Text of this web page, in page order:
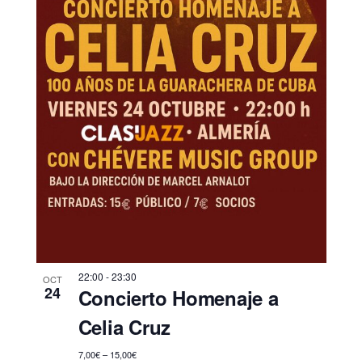
OCT
24
22:00 -23:30
Concierto Homenaje a
Celia Cruz
7,00€ – 15,00€